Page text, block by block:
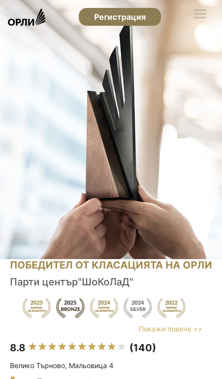
Регистрация
ПОБЕДИТЕЛ ОТ КЛАСАЦИЯТА НА ОРЛИ
Парти център"ШоКоЛаД"
Покажи повече >>
8.8 (140)
Велико Търново, Мальовица 4